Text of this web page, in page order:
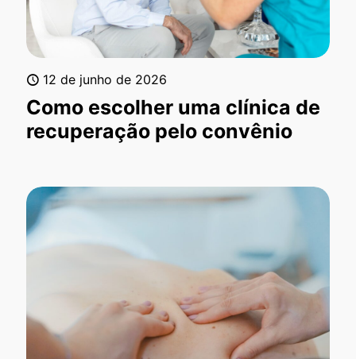
12 de junho de 2026
Como escolher uma clínica de
recuperação pelo convênio